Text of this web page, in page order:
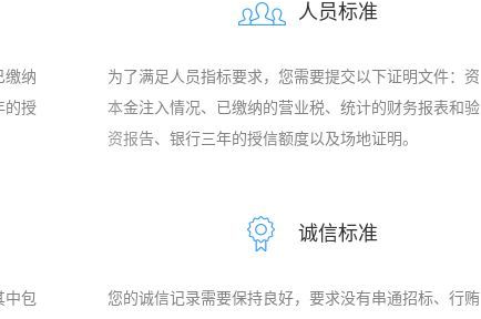
缴纳
的授
人员标准
为了满足人员指标要求，您需要提交以下证明文件：资
本金注入情况、已缴纳的营业税、统计的财务报表和验
资报告、银行三年的授信额度以及场地证明。
中包
诚信标准
您的诚信记录需要保持良好，要求没有串通招标、行贿